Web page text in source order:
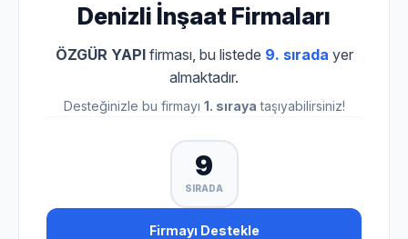
Denizli İnşaat Firmaları
ÖZGÜR YAPIfirması, bu listede 9. sırada yer
almaktadır.
Desteğinizle bu firmayı 1. sıraya taşıyabilirsiniz!
9
SIRADA
Firmayı Destekle